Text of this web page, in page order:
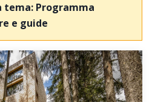
tema: Programma
e guide